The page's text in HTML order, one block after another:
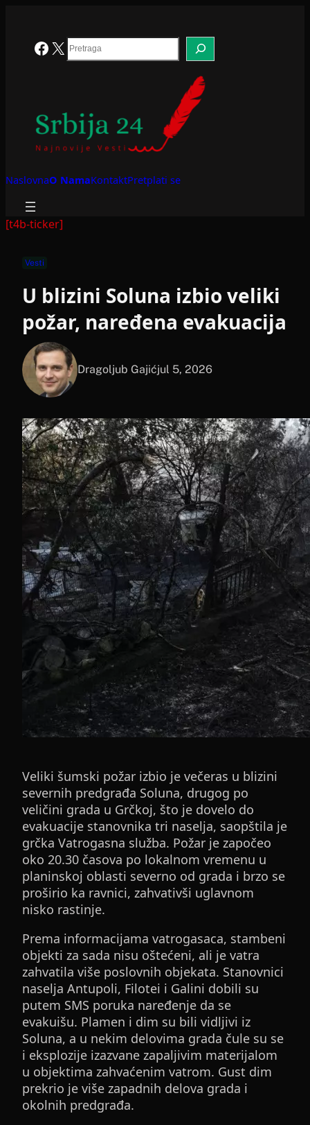
Facebook
X Search
NaslovnaO NamaKontaktPretplati se
[t4b-ticker]
Vesti
U blizini Soluna izbio veliki
požar, naređena evakuacija
Dragoljub Gajićjul 5, 2026
Veliki šumski požar izbio je večeras u blizini
severnih predgrađa Soluna, drugog po
veličini grada u Grčkoj, što je dovelo do
evakuacije stanovnika tri naselja, saopštila je
grčka Vatrogasna služba. Požar je započeo
oko 20.30 časova po lokalnom vremenu u
planinskoj oblasti severno od grada i brzo se
proširio ka ravnici, zahvativši uglavnom
nisko rastinje.
Prema informacijama vatrogasaca, stambeni
objekti za sada nisu oštećeni, ali je vatra
zahvatila više poslovnih objekata. Stanovnici
naselja Antupoli, Filotei i Galini dobili su
putem SMS poruka naređenje da se
evakuišu. Plamen i dim su bili vidljivi iz
Soluna, a u nekim delovima grada čule su se
i eksplozije izazvane zapaljivim materijalom
u objektima zahvaćenim vatrom. Gust dim
prekrio je više zapadnih delova grada i
okolnih predgrađa.